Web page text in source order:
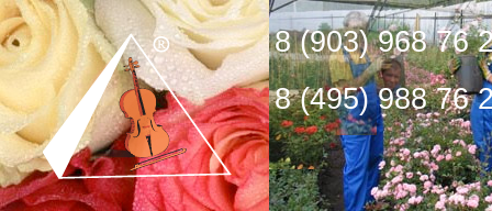
8 (903) 968 76
8 (495) 988 76